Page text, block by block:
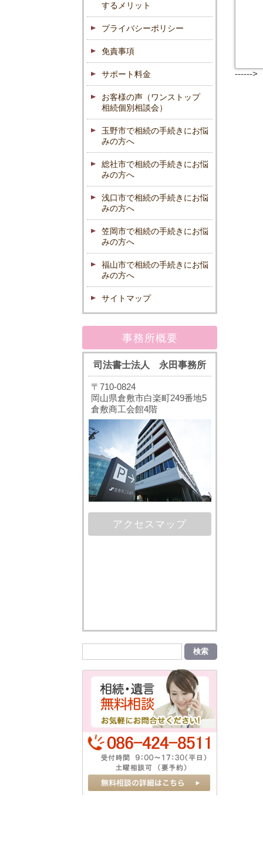
------>
するメリット
プライバシーポリシー
免責事項
サポート料金
お客様の声（ワンストップ
相続個別相談会）
玉野市で相続の手続きにお悩
みの方へ
総社市で相続の手続きにお悩
みの方へ
浅口市で相続の手続きにお悩
みの方へ
笠岡市で相続の手続きにお悩
みの方へ
福山市で相続の手続きにお悩
みの方へ
サイトマップ
事務所概要
司法書士法人 永田事務所
〒710-0824
岡山県倉敷市白楽町249番地5
倉敷商工会館4階
アクセスマップ